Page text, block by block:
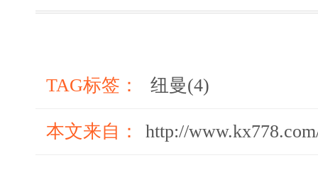
TAG标签： 纽曼(4)
本文来自： http://